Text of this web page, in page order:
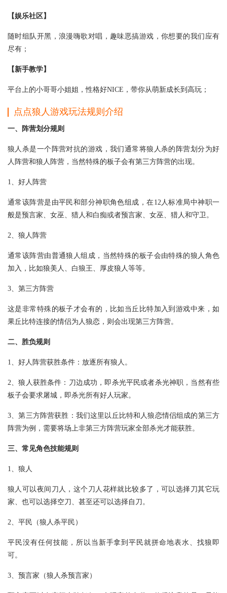
【娱乐社区】
随时组队开黑，浪漫嗨歌对唱，趣味恶搞游戏，你想要的我们应有
尽有；
【新手教学】
平台上的小哥哥小姐姐，性格好NICE，带你从萌新成长到高玩；
点点狼人游戏玩法规则介绍
一、阵营划分规则
狼人杀是一个阵营对抗的游戏，我们通常将狼人杀的阵营划分为好
人阵营和狼人阵营，当然特殊的板子会有第三方阵营的出现。
1、好人阵营
通常该阵营是由平民和部分神职角色组成，在12人标准局中神职一
般是预言家、女巫、猎人和白痴或者预言家、女巫、猎人和守卫。
2、狼人阵营
通常该阵营由普通狼人组成，当然特殊的板子会由特殊的狼人角色
加入，比如狼美人、白狼王、厚皮狼人等等。
3、第三方阵营
这是非常特殊的板子才会有的，比如当丘比特加入到游戏中来，如
果丘比特连接的情侣为人狼恋，则会出现第三方阵营。
二、胜负规则
1、好人阵营获胜条件：放逐所有狼人。
2、狼人获胜条件：刀边成功，即杀光平民或者杀光神职，当然有些
板子会要求屠城，即杀光所有好人玩家。
3、第三方阵营获胜：我们这里以丘比特和人狼恋情侣组成的第三方
阵营为例，需要将场上非第三方阵营玩家全部杀光才能获胜。
三、常见角色技能规则
1、狼人
狼人可以夜间刀人，这个刀人花样就比较多了，可以选择刀其它玩
家、也可以选择空刀、甚至还可以选择自刀。
2、平民（狼人杀平民）
平民没有任何技能，所以当新手拿到平民就拼命地表水、找狼即
可。
3、预言家（狼人杀预言家）